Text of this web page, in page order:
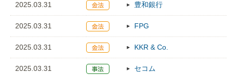
2025.03.31 豊和銀行
2025.03.31 FPG
2025.03.31 KKR & Co.
2025.03.31 セコム